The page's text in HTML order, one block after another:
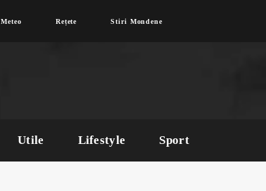
Meteo Rețete Stiri Mondene
Utile Lifestyle Sport